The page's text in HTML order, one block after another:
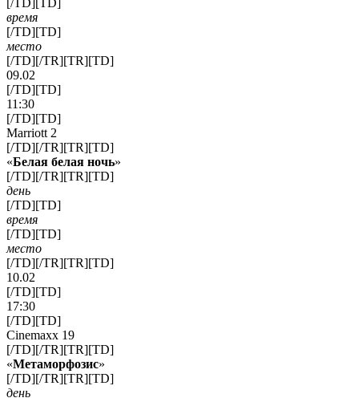
время
[/TD][TD]
место
[/TD][/TR][TR][TD]
09.02
[/TD][TD]
11:30
[/TD][TD]
Marriott 2
[/TD][/TR][TR][TD]
«Белая белая ночь»
[/TD][/TR][TR][TD]
день
[/TD][TD]
время
[/TD][TD]
место
[/TD][/TR][TR][TD]
10.02
[/TD][TD]
17:30
[/TD][TD]
Cinemaxx 19
[/TD][/TR][TR][TD]
«Метаморфозис»
[/TD][/TR][TR][TD]
день